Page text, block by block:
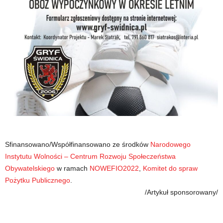
Sfinansowano/Współfinansowano ze środków Narodowego
Instytutu Wolności – Centrum Rozwoju Społeczeństwa
Obywatelskiego w ramach NOWEFIO2022, Komitet do spraw
Pożytku Publicznego.
/Artykuł sponsorowany/